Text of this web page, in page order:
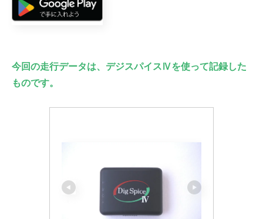
今回の走行データは、デジスパイスⅣを使って記録した
ものです。